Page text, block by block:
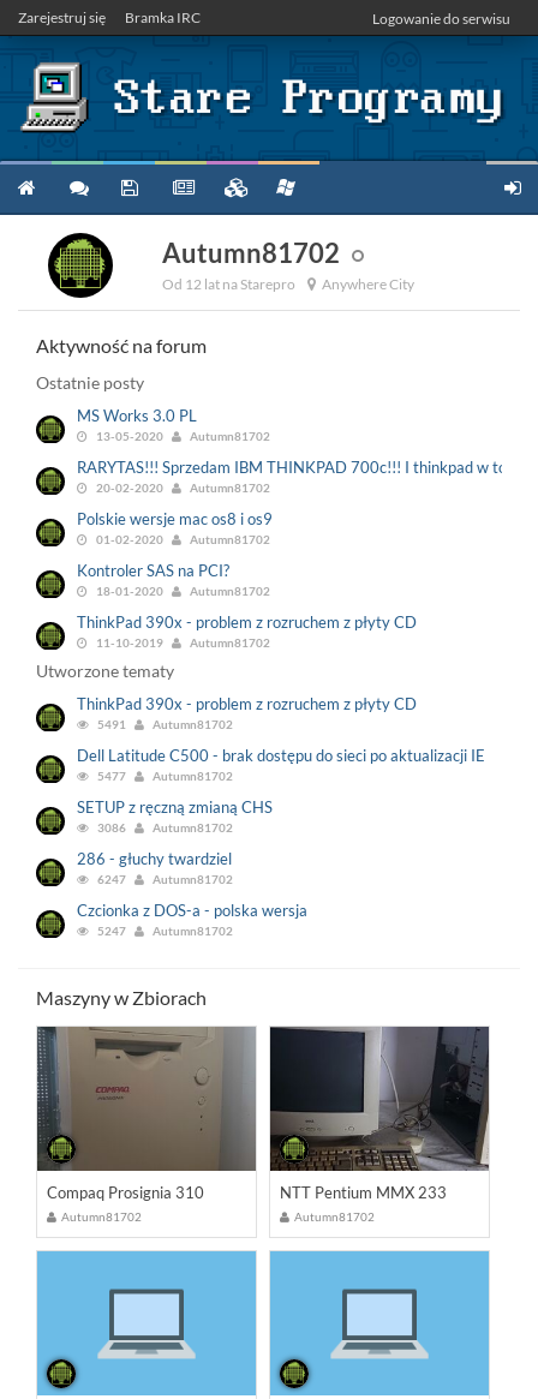
Zarejestruj się Bramka IRC Logowanie do serwisu
Autumn81702
Od 12 lat na Starepro Anywhere City
Aktywność na forum
Ostatnie posty
MS Works 3.0 PL
13-05-2020 Autumn81702
RARYTAS!!! Sprzedam IBM THINKPAD 700c!!! I thinkpad w
20-02-2020 Autumn81702
Polskie wersje mac os8 i os9
01-02-2020 Autumn81702
Kontroler SAS na PCI?
18-01-2020 Autumn81702
ThinkPad 390x - problem z rozruchem z płyty CD
11-10-2019 Autumn81702
Utworzone tematy
ThinkPad 390x - problem z rozruchem z płyty CD
5491 Autumn81702
Dell Latitude C500 - brak dostępu do sieci po aktualizacji IE
5477 Autumn81702
SETUP z ręczną zmianą CHS
3086 Autumn81702
286 - głuchy twardziel
6247 Autumn81702
Czcionka z DOS-a - polska wersja
5247 Autumn81702
Maszyny w Zbiorach
Compaq Prosignia 310
Autumn81702
NTT Pentium MMX 233
Autumn81702